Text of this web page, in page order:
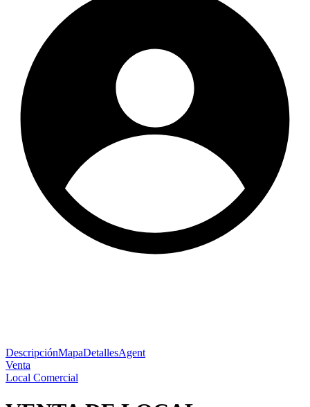
DescripciónMapaDetallesAgent
Venta
Local Comercial